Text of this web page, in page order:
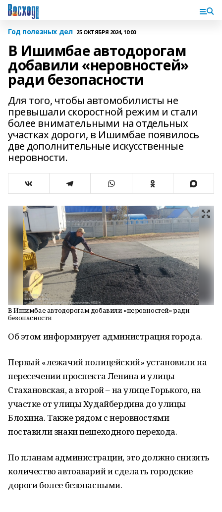
Год полезных дел 25 ОКТЯБРЯ 2024, 10:00
В Ишимбае автодорогам
добавили «неровностей»
ради безопасности
Для того, чтобы автомобилисты не
превышали скоростной режим и стали
более внимательными на отдельных
участках дороги, в Ишимбае появилось
две дополнительные искусственные
неровности.
В Ишимбае автодорогам добавили «неровностей» ради
безопасности
Об этом информирует администрация города.
Первый «лежачий полицейский» установили на
пересечении проспекта Ленина и улицы
Стахановская, а второй – на улице Горького, на
участке от улицы Худайбердина до улицы
Блохина. Также рядом с неровностями
поставили знаки пешеходного перехода.
По планам администрации, это должно снизить
количество автоаварий и сделать городские
дороги более безопасными.